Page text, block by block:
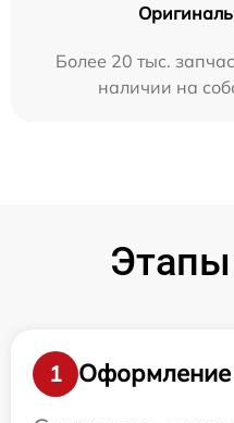
Более 20 тыс.
наличии на
1
Оформление